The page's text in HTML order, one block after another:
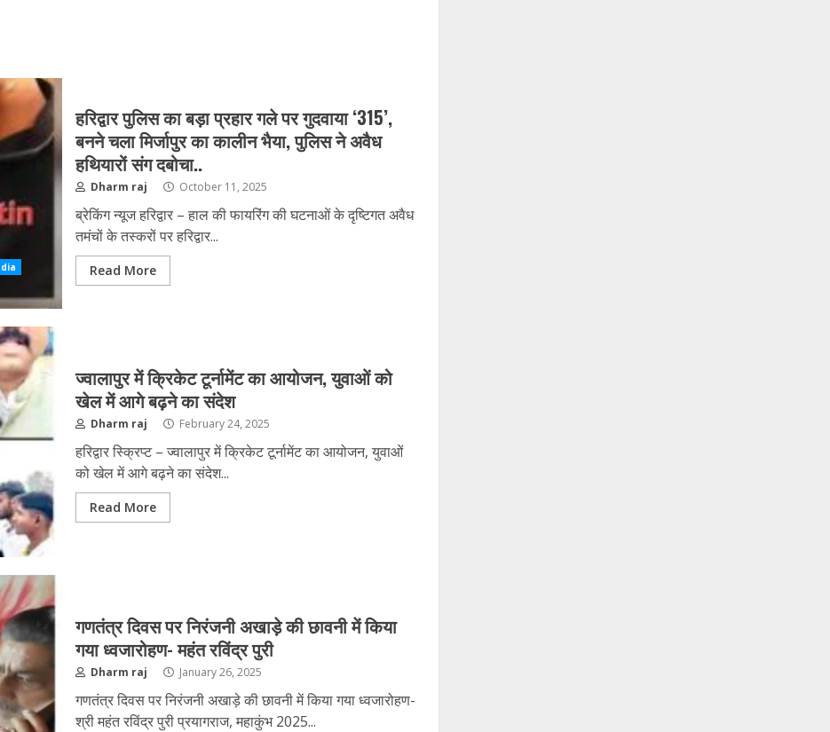
हरिद्वार पुलिस का बड़ा प्रहार गले पर गुदवाया ‘315’,
बनने चला मिर्जापुर का कालीन भैया, पुलिस ने अवैध
हथियारों संग दबोचा..
Dharm raj October 11, 2025
ब्रेकिंग न्यूज हरिद्वार – हाल की फायरिंग की घटनाओं के दृष्टिगत अवैध
तमंचों के तस्करों पर हरिद्वार...
Read More
ज्वालापुर में क्रिकेट टूर्नामेंट का आयोजन, युवाओं को
खेल में आगे बढ़ने का संदेश
Dharm raj February 24, 2025
हरिद्वार स्क्रिप्ट – ज्वालापुर में क्रिकेट टूर्नामेंट का आयोजन, युवाओं
को खेल में आगे बढ़ने का संदेश...
Read More
गणतंत्र दिवस पर निरंजनी अखाड़े की छावनी में किया
गया ध्वजारोहण- महंत रविंद्र पुरी
Dharm raj January 26, 2025
गणतंत्र दिवस पर निरंजनी अखाड़े की छावनी में किया गया ध्वजारोहण-
श्री महंत रविंद्र पुरी प्रयागराज, महाकुंभ 2025...